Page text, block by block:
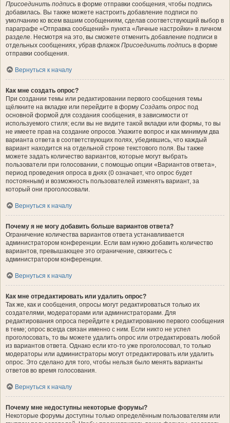
Присоединить подпись в форме отправки сообщения, чтобы подпись
добавилась. Вы также можете настроить добавление подписи по
умолчанию ко всем вашим сообщениям, сделав соответствующий выбор в
параграфе «Отправка сообщений» пункта «Личные настройки» в личном
разделе. Несмотря на это, вы сможете отменить добавление подписи в
отдельных сообщениях, убрав флажок Присоединить подпись в форме
отправки сообщения.
Вернуться к началу
Как мне создать опрос?
При создании темы или редактировании первого сообщения темы
щёлкните на вкладке или перейдите в форму Создать опрос под
основной формой для создания сообщения, в зависимости от
используемого стиля; если вы не видите такой вкладки или формы, то вы
не имеете прав на создание опросов. Укажите вопрос и как минимум два
варианта ответа в соответствующих полях, убедившись, что каждый
вариант находится на отдельной строке текстового поля. Вы также
можете задать количество вариантов, которые могут выбрать
пользователи при голосовании, с помощью опции «Вариантов ответа»,
период проведения опроса в днях (0 означает, что опрос будет
постоянным) и возможность пользователей изменять вариант, за
который они проголосовали.
Вернуться к началу
Почему я не могу добавить больше вариантов ответа?
Ограничение количества вариантов ответа устанавливается
администратором конференции. Если вам нужно добавить количество
вариантов, превышающее это ограничение, свяжитесь с
администратором конференции.
Вернуться к началу
Как мне отредактировать или удалить опрос?
Так же, как и сообщения, опросы могут редактироваться только их
создателями, модераторами или администраторами. Для
редактирования опроса перейдите к редактированию первого сообщения
в теме; опрос всегда связан именно с ним. Если никто не успел
проголосовать, то вы можете удалить опрос или отредактировать любой
из вариантов ответа. Однако если кто-то уже проголосовал, то только
модераторы или администраторы могут отредактировать или удалить
опрос. Это сделано для того, чтобы нельзя было менять варианты
ответов во время голосования.
Вернуться к началу
Почему мне недоступны некоторые форумы?
Некоторые форумы доступны только определённым пользователям или